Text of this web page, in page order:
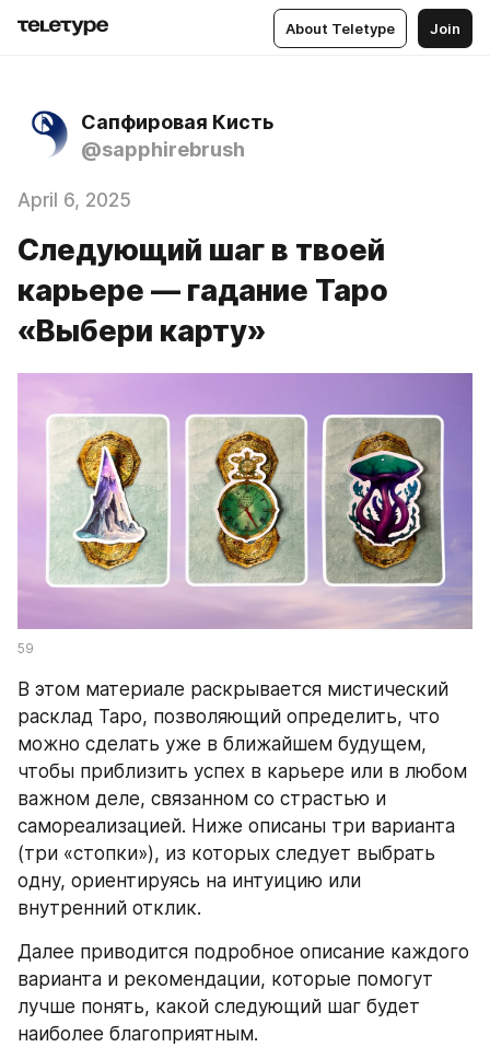
About Teletype Join
Сапфировая Кисть
@sapphirebrush
April 6, 2025
Следующий шаг в твоей
карьере — гадание Таро
«Выбери карту»
59
В этом материале раскрывается мистический
расклад Таро, позволяющий определить, что
можно сделать уже в ближайшем будущем,
чтобы приблизить успех в карьере или в любом
важном деле, связанном со страстью и
самореализацией. Ниже описаны три варианта
(три «стопки»), из которых следует выбрать
одну, ориентируясь на интуицию или
внутренний отклик.
Далее приводится подробное описание каждого
варианта и рекомендации, которые помогут
лучше понять, какой следующий шаг будет
наиболее благоприятным.